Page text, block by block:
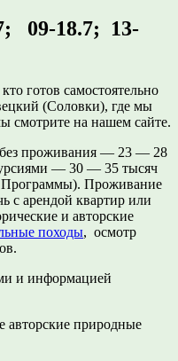
09-18.7; 13-
готов самостоятельно
(Соловки), где мы
смотрите на нашем сайте.
проживания — 23 — 28
— 30 — 35 тысяч
Программы). Проживание
с арендой квартир или
и авторские
походы, осмотр
и информацией
авторские природные